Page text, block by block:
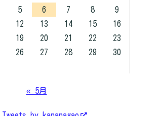
5 6 7 8
9
12 13 14 15
16
19 20 21 22
23
26 27 28 29
30
« 5月